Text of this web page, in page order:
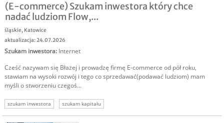
(E-commerce) Szukam inwestora który chce
nadać ludziom Flow,...
śląskie, Katowice
aktualizacja: 24.07.2026
Szukam inwestora: Internet
Cześć nazywam się Błażej i prowadzę firmę E-commerce od pół roku,
stawiam na wysoki rozwój i tego co sprzedawać(podawać ludziom) mam
myśli o stworzeniu czegoś...
szukam inwestora szukam kapitału